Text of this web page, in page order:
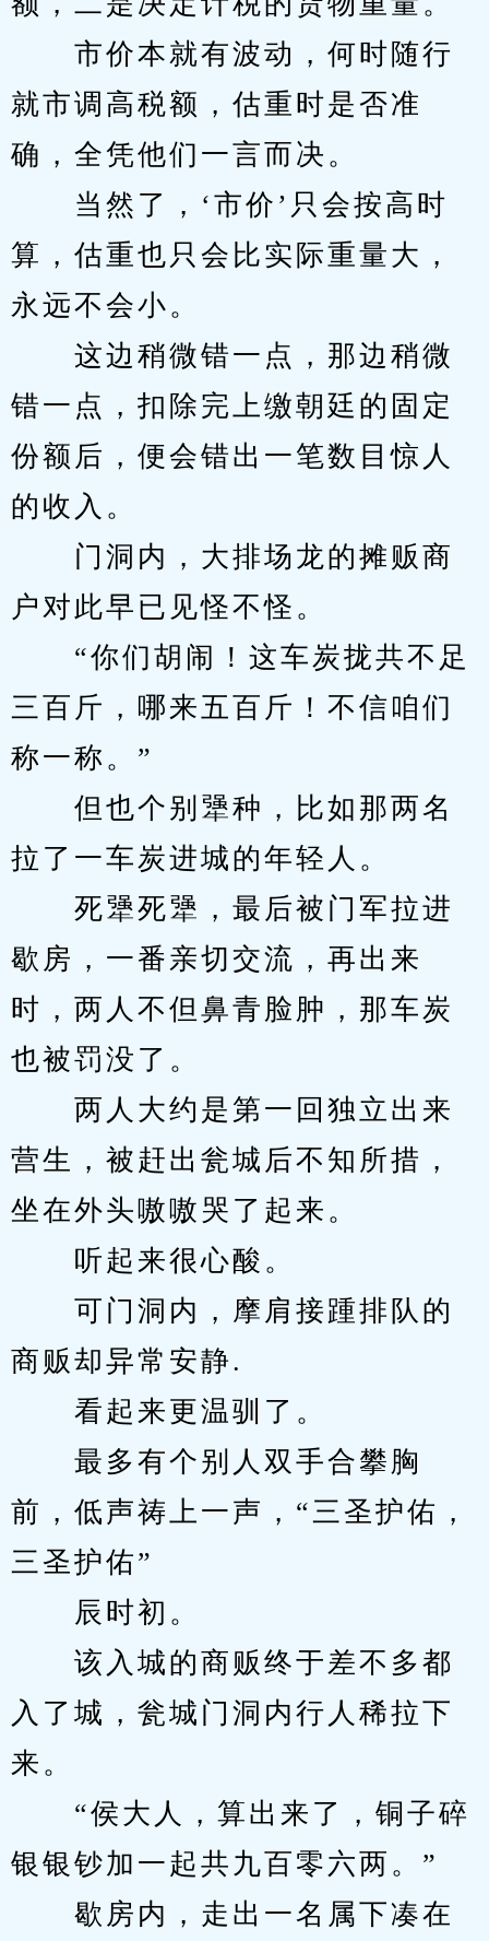
市价本就有波动，何时随行
就市调高税额，估重时是否准
确，全凭他们一言而决。
当然了，‘市价’只会按高时
算，估重也只会比实际重量大，
永远不会小。
这边稍微错一点，那边稍微
错一点，扣除完上缴朝廷的固定
份额后，便会错出一笔数目惊人
的收入。
门洞内，大排场龙的摊贩商
户对此早已见怪不怪。
“你们胡闹！这车炭拢共不足
三百斤，哪来五百斤！不信咱们
称一称。”
但也个别犟种，比如那两名
拉了一车炭进城的年轻人。
死犟死犟，最后被门军拉进
歇房，一番亲切交流，再出来
时，两人不但鼻青脸肿，那车炭
也被罚没了。
两人大约是第一回独立出来
营生，被赶出瓮城后不知所措，
坐在外头嗷嗷哭了起来。
听起来很心酸。
可门洞内，摩肩接踵排队的
商贩却异常安静.
看起来更温驯了。
最多有个别人双手合攀胸
前，低声祷上一声，“三圣护佑，
三圣护佑”
辰时初。
该入城的商贩终于差不多都
入了城，瓮城门洞内行人稀拉下
来。
“侯大人，算出来了，铜子碎
银银钞加一起共九百零六两。”
歇房内，走出一名属下凑在